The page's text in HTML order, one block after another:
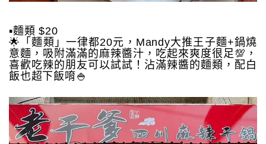
▪️麵類 $20
🌟「麵類」一律都20元，Mandy大推王子麵+鍋燒
意麵，吸附滿滿的麻辣醬汁，吃起來爽度很足💯，
喜歡吃辣的朋友可以試試！沾滿辣醬的麵類，配白
飯也超下飯唷🍚